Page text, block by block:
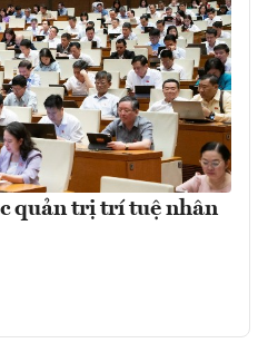
quản trị trí tuệ nhân